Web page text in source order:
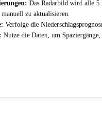
Das Radarbild wird alle 5
zu aktualisieren.
Verfolge die
Nutze die Daten, um